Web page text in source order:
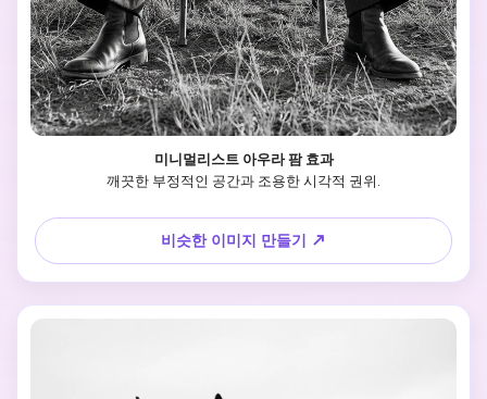
미니멀리스트 아우라 팜 효과
깨끗한 부정적인 공간과 조용한 시각적 권위.
비슷한 이미지 만들기 ↗